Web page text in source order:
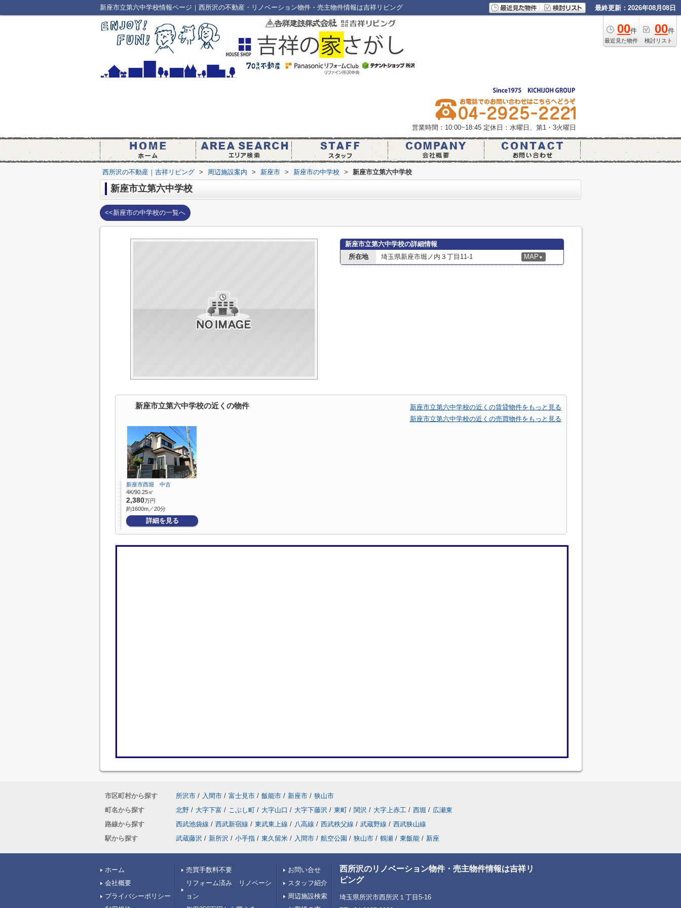
新座市立第六中学校情報ページ｜西所沢の不動産・リノベーション物件・売主物件情報は吉祥リビング 最終更新：2026年08月08日
00件
最近見た物件
00件
検討リスト
営業時間：10:00~18:45 定休日：水曜日、第1・3火曜日
西所沢の不動産｜吉祥リビング > 周辺施設案内 > 新座市 > 新座市の中学校 > 新座市立第六中学校
新座市立第六中学校
<<新座市の中学校の一覧へ
新座市立第六中学校の詳細情報
所在地
埼玉県新座市堀ノ内３丁目11-1 MAP ▼
新座市立第六中学校の近くの物件
新座市立第六中学校の近くの賃貸物件をもっと見る
新座市立第六中学校の近くの売買物件をもっと見る
新座市西堀 中古
4K/90.25㎡
2,380万円
約1600m／20分
詳細を見る
市区町村から探す 所沢市 / 入間市 / 富士見市 / 飯能市 / 新座市 / 狭山市
町名から探す
北野 / 大字下富 / こぶし町 / 大字山口 / 大字下藤沢 / 東町 / 関沢 / 大字上赤工 / 西堀 / 広瀬東
路線から探す
西武池袋線 / 西武新宿線 / 東武東上線 / 八高線 / 西武秩父線 / 武蔵野線 / 西武狭山線
駅から探す
武蔵藤沢 / 新所沢 / 小手指 / 東久留米 / 入間市 / 航空公園 / 狭山市 / 鶴瀬 / 東飯能 / 新座
ホーム
会社概要
プライバシーポリシー
売買手数料不要
リフォーム済み リノベーシ
ョン
お問い合せ
スタッフ紹介
周辺施設検索
西所沢のリノベーション物件・売主物件情報は吉祥リ
ビング
埼玉県所沢市西所沢１丁目5-16